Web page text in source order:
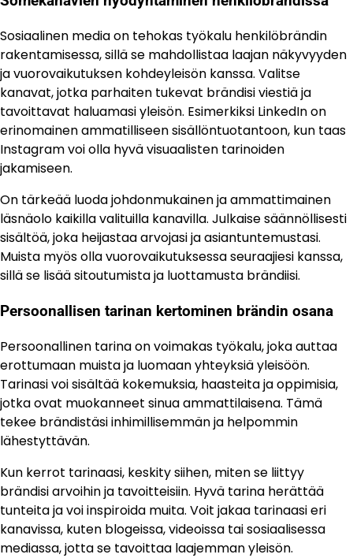
Sosiaalinen media on tehokas työkalu henkilöbrändin
rakentamisessa, sillä se mahdollistaa laajan näkyvyyden
ja vuorovaikutuksen kohdeyleisön kanssa. Valitse
kanavat, jotka parhaiten tukevat brändisi viestiä ja
tavoittavat haluamasi yleisön. Esimerkiksi LinkedIn on
erinomainen ammatilliseen sisällöntuotantoon, kun taas
Instagram voi olla hyvä visuaalisten tarinoiden
jakamiseen.
On tärkeää luoda johdonmukainen ja ammattimainen
läsnäolo kaikilla valituilla kanavilla. Julkaise säännöllisesti
sisältöä, joka heijastaa arvojasi ja asiantuntemustasi.
Muista myös olla vuorovaikutuksessa seuraajiesi kanssa,
sillä se lisää sitoutumista ja luottamusta brändiisi.
Persoonallisen tarinan kertominen brändin osana
Persoonallinen tarina on voimakas työkalu, joka auttaa
erottumaan muista ja luomaan yhteyksiä yleisöön.
Tarinasi voi sisältää kokemuksia, haasteita ja oppimisia,
jotka ovat muokanneet sinua ammattilaisena. Tämä
tekee brändistäsi inhimillisemmän ja helpommin
lähestyttävän.
Kun kerrot tarinaasi, keskity siihen, miten se liittyy
brändisi arvoihin ja tavoitteisiin. Hyvä tarina herättää
tunteita ja voi inspiroida muita. Voit jakaa tarinaasi eri
kanavissa, kuten blogeissa, videoissa tai sosiaalisessa
mediassa, jotta se tavoittaa laajemman yleisön.